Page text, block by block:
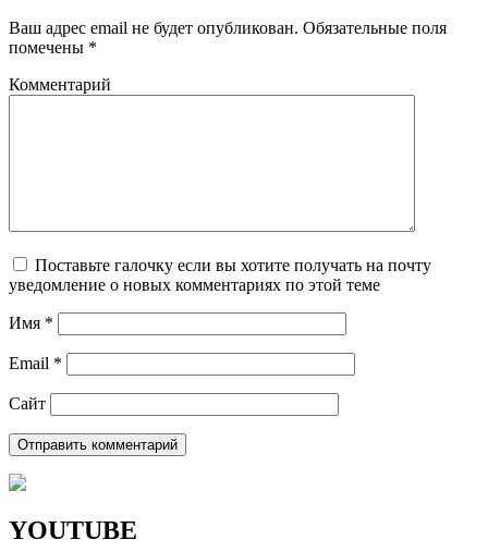
Ваш адрес email не будет опубликован. Обязательные поля
помечены *
Комментарий
Поставьте галочку если вы хотите получать на почту
уведомление о новых комментариях по этой теме
Имя *
Email *
Сайт
YOUTUBE